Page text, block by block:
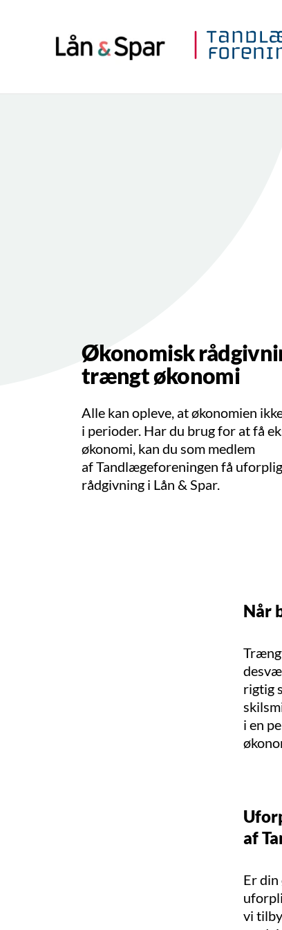
Økonomisk
trængt økonomi
Alle kan opleve, at økonomien
i perioder. Har du brug for at få
økonomi, kan du som medlem
af Tandlægeforeningen få
rådgivning i Lån & Spar.
Når
rigtig
i en
af
Er
vi